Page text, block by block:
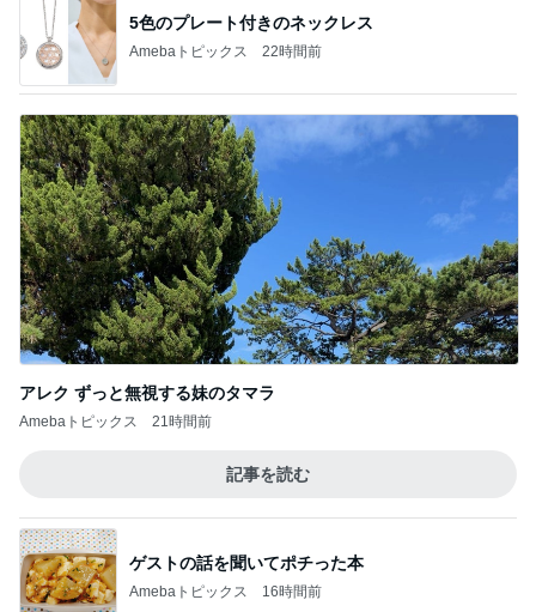
5色のプレート付きのネックレス
Amebaトピックス 22時間前
アレク ずっと無視する妹のタマラ
Amebaトピックス 21時間前
記事を読む
ゲストの話を聞いてポチった本
Amebaトピックス 16時間前